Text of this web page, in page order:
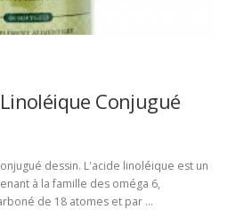
Conjugué
dessin. L'acide linoléique est un
à la famille des oméga 6,
de 18 atomes et par …